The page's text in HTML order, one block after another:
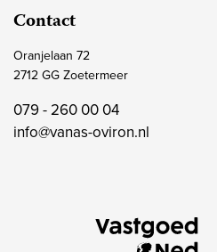
Contact
Oranjelaan 72
2712 GG Zoetermeer
079 - 260 00 04
info@vanas-oviron.nl